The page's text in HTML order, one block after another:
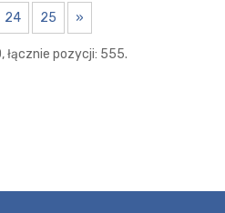
24 25 »
pozycji: 555.